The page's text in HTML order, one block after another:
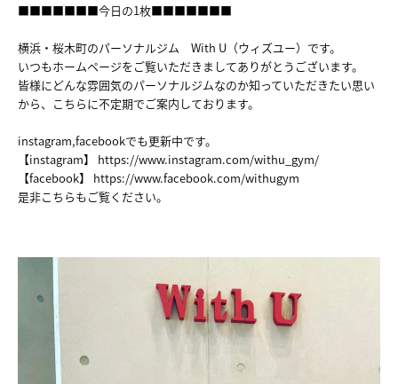
■■■■■■■今日の1枚■■■■■■■
横浜・桜木町のパーソナルジム With U（ウィズユー）です。
いつもホームページをご覧いただきましてありがとうございます。
皆様にどんな雰囲気のパーソナルジムなのか知っていただきたい思い
から、こちらに不定期でご案内しております。
instagram,facebookでも更新中です。
【instagram】 https://www.instagram.com/withu_gym/
【facebook】 https://www.facebook.com/withugym
是非こちらもご覧ください。